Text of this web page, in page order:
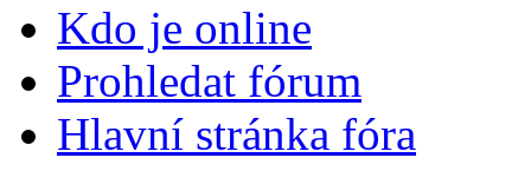
Kdo je online
Prohledat fórum
Hlavní stránka fóra